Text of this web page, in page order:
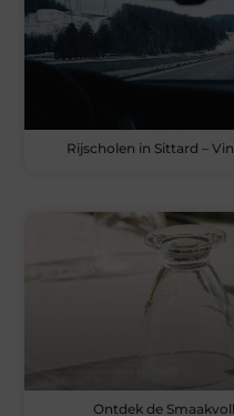
Rijscholen in Sittard –
Ontdek de